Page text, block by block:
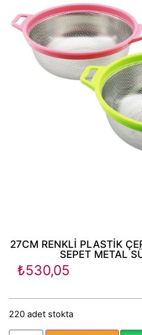
27CM RENKLİ PLASTİK
SEPET METAL
₺530,05
220 adet stokta